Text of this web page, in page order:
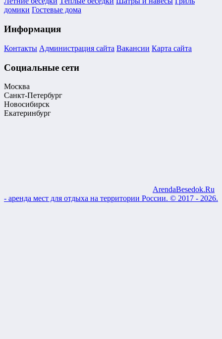
домики Гостевые дома
Информация
Контакты Администрация сайта Вакансии Карта сайта
Социальные сети
Москва
Санкт-Петербург
Новосибирск
Екатеринбург
ArendaBesedok.Ru
- аренда мест для отдыха на территории России. © 2017 - 2026.